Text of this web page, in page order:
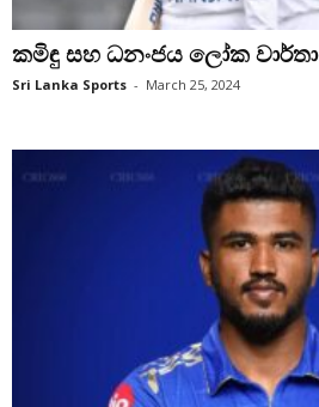
කමිඳු සහ ධනංජය ලෝක
Sri Lanka Sports - March 25, 2024